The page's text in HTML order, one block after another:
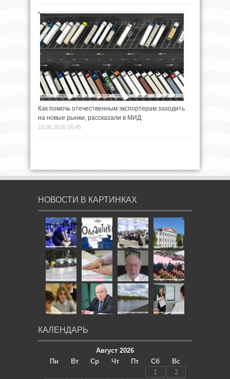
Как помочь отечественным экспортерам заходить
на новые рынки, рассказали в МИД
18.06.2026 16:45
НОВОСТИ В КАРТИНКАХ
КАЛЕНДАРЬ
Август 2026
Пн
Вт Ср Чт Пт Сб
Вс
1
2